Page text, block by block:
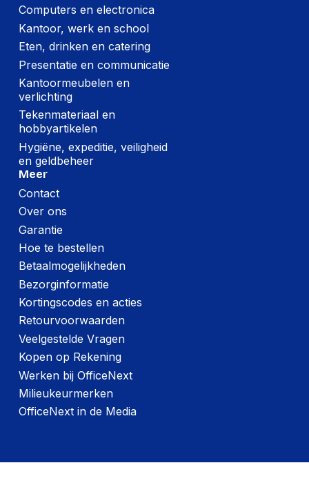
Computers en electronica
Kantoor, werk en school
Eten, drinken en catering
Presentatie en communicatie
Kantoormeubelen en
verlichting
Tekenmateriaal en
hobbyartikelen
Hygiëne, expeditie, veiligheid
en geldbeheer
Meer
Contact
Over ons
Garantie
Hoe te bestellen
Betaalmogelijkheden
Bezorginformatie
Kortingscodes en acties
Retourvoorwaarden
Veelgestelde Vragen
Kopen op Rekening
Werken bij OfficeNext
Milieukeurmerken
OfficeNext in de Media